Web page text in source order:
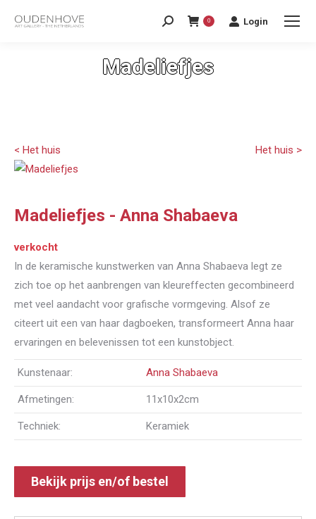
0 Login
Madeliefjes
Het huis >
< Het huis
Madeliefjes - Anna Shabaeva
verkocht
In de keramische kunstwerken van Anna Shabaeva legt ze
zich toe op het aanbrengen van kleureffecten gecombineerd
met veel aandacht voor grafische vormgeving. Alsof ze
citeert uit een van haar dagboeken, transformeert Anna haar
ervaringen en belevenissen tot een kunstobject.
Kunstenaar: Anna Shabaeva
Afmetingen: 11x10x2cm
Techniek: Keramiek
Bekijk prijs en/of bestel